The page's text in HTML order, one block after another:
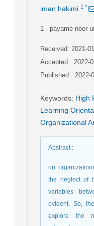
iman hakimi 1 *
1 - payame noor
Received: 2021-
Accepted : 2022-
Published : 2022-
Keywords: High
Learning
Organizational
Abstract:
on
the neglect of
variables
evident. So,
explore the